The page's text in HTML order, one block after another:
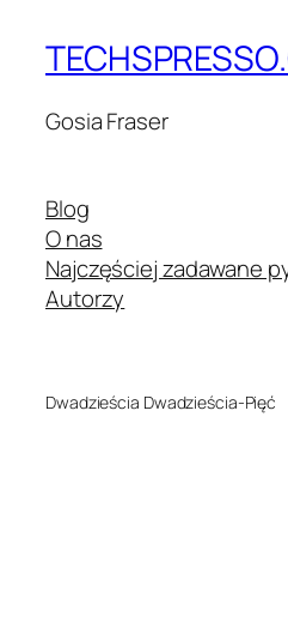
Gosia Fraser
Blog
O nas
Najczęściej zadawane
Autorzy
Dwadzieścia Dwadzieścia-Pięć